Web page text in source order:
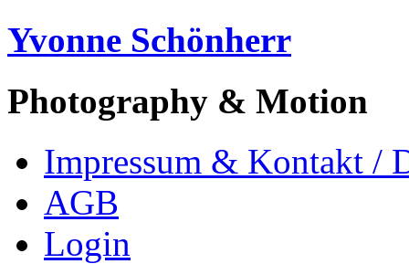
Yvonne Schönherr
Photography & Motion
Impressum & Kontakt /
AGB
Login